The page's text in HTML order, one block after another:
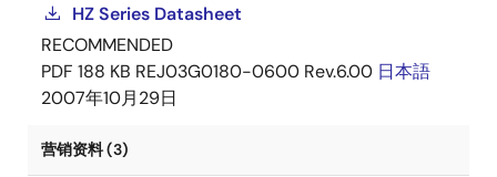
HZ Series Datasheet
RECOMMENDED
PDF 188 KB REJ03G0180-0600 Rev.6.00 日本語
2007年10月29日
营销资料 (3)